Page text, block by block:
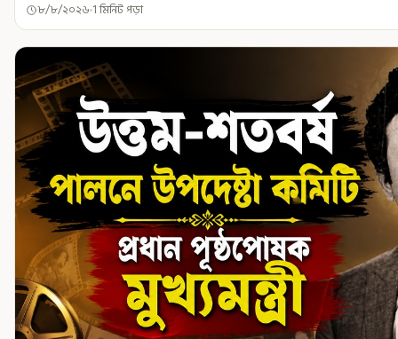
৮/৮/২০২৬ 1 মিনিট পড়া